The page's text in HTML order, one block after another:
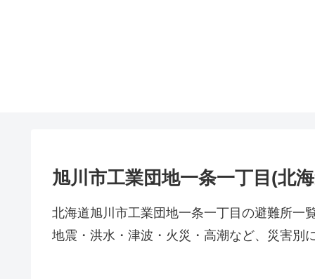
旭川市工業団地一条一丁目(北
北海道旭川市工業団地一条一丁目の避難所一
地震・洪水・津波・火災・高潮など、災害別